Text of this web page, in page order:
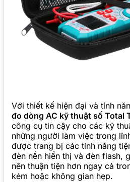
Với thiết kế hiện đại và tính
đo dòng AC kỹ thuật số Total
công cụ tin cậy cho các kỹ
những người làm việc trong
được trang bị các tính năng
đèn nền hiển thị và đèn flash,
nên thuận tiện hơn ngay cả
kém hoặc không gian hẹp.